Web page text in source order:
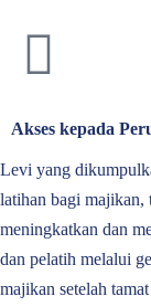
Akses kepada
Levi yang
latihan bagi majikan,
meningkatkan dan
dan pelatih melalui
majikan setelah